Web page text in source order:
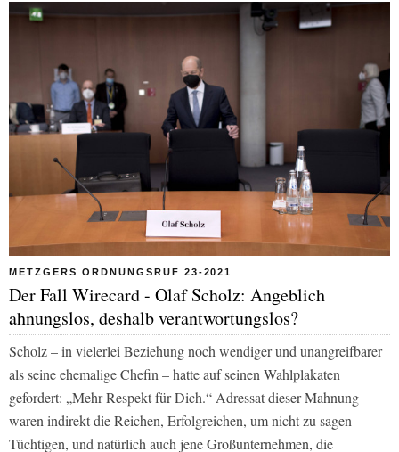
METZGERS ORDNUNGSRUF 23-2021
Der Fall Wirecard - Olaf Scholz: Angeblich
ahnungslos, deshalb verantwortungslos?
Scholz – in vielerlei Beziehung noch wendiger und unangreifbarer
als seine ehemalige Chefin – hatte auf seinen Wahlplakaten
gefordert: „Mehr Respekt für Dich.“ Adressat dieser Mahnung
waren indirekt die Reichen, Erfolgreichen, um nicht zu sagen
Tüchtigen, und natürlich auch jene Großunternehmen, die